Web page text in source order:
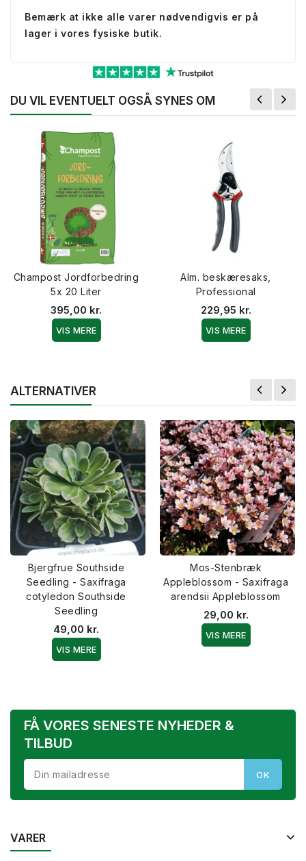
Bemærk at ikke alle varer nødvendigvis er på
lager i vores fysiske butik.
DU VIL EVENTUELT OGSÅ SYNES OM
Champost Jordforbedring
5x 20 Liter
395,00 kr.
VIS MERE
Alm. beskæresaks,
Professional
229,95 kr.
VIS MERE
ALTERNATIVER
Bjergfrue Southside
Seedling - Saxifraga
cotyledon Southside
Seedling
49,00 kr.
VIS MERE
Mos-Stenbræk
Appleblossom - Saxifraga
arendsii Appleblossom
29,00 kr.
VIS MERE
FÅ VORES SENESTE NYHEDER &
TILBUD
VARER